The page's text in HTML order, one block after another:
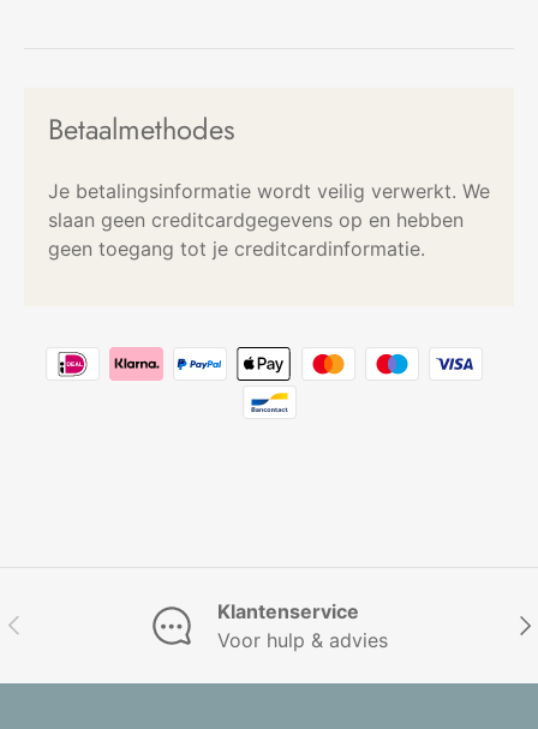
Betaalmethodes
Je betalingsinformatie wordt veilig verwerkt. We
slaan geen creditcardgegevens op en hebben
geen toegang tot je creditcardinformatie.
Vorige
Klantenservice
Voor hulp & advies